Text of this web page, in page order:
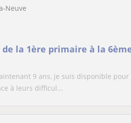
Neuve
la 1ère primaire à la
9 ans, je suis disponible
à leurs difficul...